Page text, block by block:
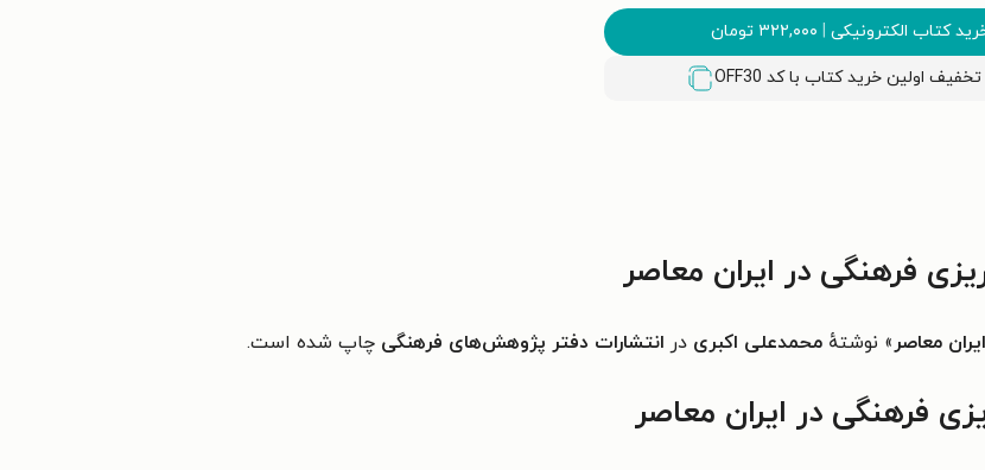
کتاب الکترونیکی | ۳۲۲,۰۰۰ تومان
OFF30
فرهنگی در ایران معاصر
معاصر» نوشتهٔ محمدعلی اکبری در انتشارات دفتر پژوهش‌های فرهنگی چاپ شده است.
فرهنگی در ایران معاصر